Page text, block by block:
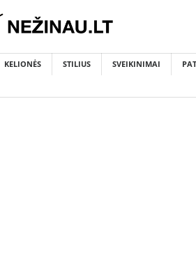
KELIONĖS STILIUS SVEIKINIMAI